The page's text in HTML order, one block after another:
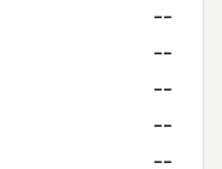
--
--
--
--
--